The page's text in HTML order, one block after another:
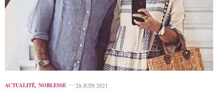
ACTUALITÉ, NOBLESSE 28 JUIN 2021